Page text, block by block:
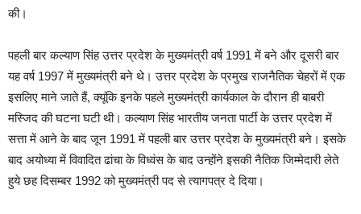
की।
पहली बार कल्याण सिंह उत्तर प्रदेश के मुख्यमंत्री वर्ष 1991 में बने और दूसरी बार
यह वर्ष 1997 में मुख्यमंत्री बने थे। उत्तर प्रदेश के प्रमुख राजनैतिक चेहरों में एक
इसलिए माने जाते हैं, क्यूंकि इनके पहले मुख्यमंत्री कार्यकाल के दौरान ही बाबरी
मस्जिद की घटना घटी थी। कल्याण सिंह भारतीय जनता पार्टी के उत्तर प्रदेश में
सत्ता में आने के बाद जून 1991 में पहली बार उत्तर प्रदेश के मुख्यमंत्री बने। इसके
बाद अयोध्या में विवादित ढांचा के विध्वंस के बाद उन्होंने इसकी नैतिक जिम्मेदारी लेते
हुये छह दिसम्बर 1992 को मुख्यमंत्री पद से त्यागपत्र दे दिया।